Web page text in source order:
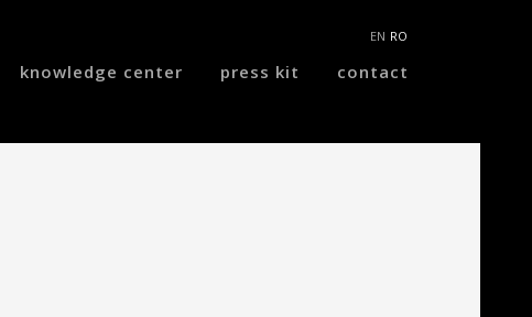
EN RO
knowledge center press kit contact